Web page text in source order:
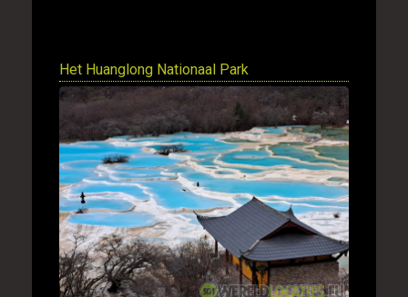
Het Huanglong Nationaal Park